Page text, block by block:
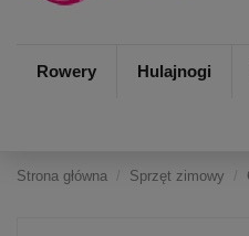
Rowery Hulajnogi
Strona główna Sprzęt zimowy